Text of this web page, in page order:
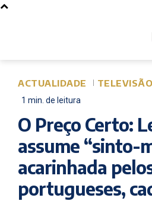
ACTUALIDADE TELEVISÃO
1 min. de leitura
O Preço Certo:
assume “sinto-
acarinhada
portugueses,